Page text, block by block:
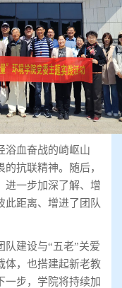
浴血奋战的崎岖山
抗联精神。随后，
进一步加深了解、增
此距离、增进了团队
队建设与“五老”关爱
体，也搭建起新老教
一步，学院将持续加